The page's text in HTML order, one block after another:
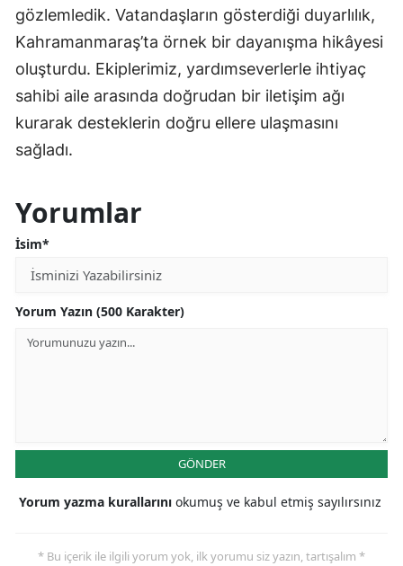
gözlemledik. Vatandaşların gösterdiği duyarlılık,
Kahramanmaraş’ta örnek bir dayanışma hikâyesi
oluşturdu. Ekiplerimiz, yardımseverlerle ihtiyaç
sahibi aile arasında doğrudan bir iletişim ağı
kurarak desteklerin doğru ellere ulaşmasını
sağladı.
Yorumlar
İsim*
Yorum Yazın (500 Karakter)
GÖNDER
Yorum yazma kurallarını okumuş ve kabul etmiş sayılırsınız
* Bu içerik ile ilgili yorum yok, ilk yorumu siz yazın, tartışalım *